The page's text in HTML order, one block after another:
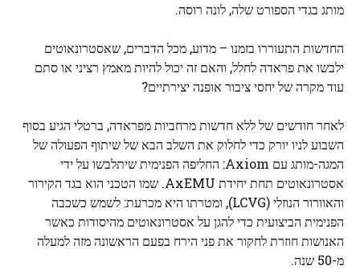
מותג בגדי הספורט שלה, לונה רוסה.
החדשות התעוררו בזמנו – מדוע, מכל הדברים, שאסטרונאוטים
ילבשו את פראדה לחלל, והאם זה יכול להיות מאמץ רציני או סתם
עוד מקרה של יחסי ציבור אופנה יצירתיים?
לאחר חודשים של ללא חדשות מרחביות מפראדה, ברטלי הגיע בסוף
השבוע לניו יורק כדי לחלוק את השלב הבא של שיתוף הפעולה של
המגה-מותג עם Axiom: החליפה הפנימית שיתלבשו על ידי
אסטרונאוטים תחת יחידת AxEMU. שמו הטכני הוא בגד הקירור
והאוורור הנוזלי (LCVG), ומטרתו היא מכרעת: לשמש כשכבה
הפנימית הביצועית כדי להגן על אסטרונאוטים מהיסודות כאשר
האנושות חוזרת לחקור את פני הירח בפעם הראשונה מזה למעלה
מ-50 שנה.